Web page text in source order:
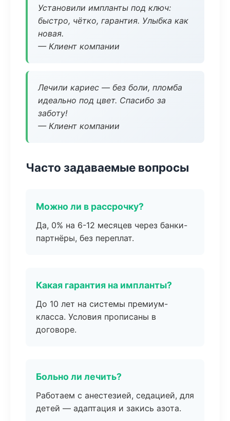
Установили импланты под ключ:
быстро, чётко, гарантия. Улыбка как
новая.
— Клиент компании
Лечили кариес — без боли, пломба
идеально под цвет. Спасибо за
заботу!
— Клиент компании
Часто задаваемые вопросы
Можно ли в рассрочку?
Да, 0% на 6-12 месяцев через банки-
партнёры, без переплат.
Какая гарантия на импланты?
До 10 лет на системы премиум-
класса. Условия прописаны в
договоре.
Больно ли лечить?
Работаем с анестезией, седацией, для
детей — адаптация и закись азота.